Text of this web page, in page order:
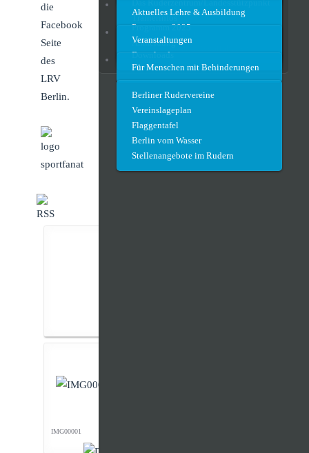
Trainerinfos
Regattateam und Regattahelfer
Aktuelles Lehre & Ausbildung
Programm 2025
Anmeldung
Veranstaltungen
Downloads
Für Menschen mit Behinderungen
Berliner Rudervereine
Vereinslageplan
Flaggentafel
Berlin vom Wasser
Stellenangebote im Rudern
die
Facebook
Seite
des
LRV
Berlin.
IMG00001